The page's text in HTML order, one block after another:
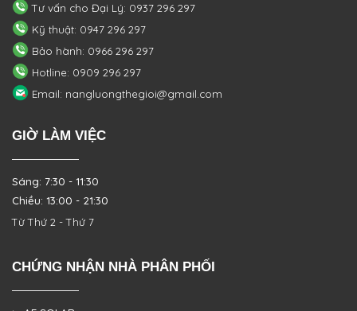
Tư vấn cho Đại Lý: 0937 296 297
Kỹ thuật: 0947 296 297
Bảo hành: 0966 296 297
Hotline: 0909 296 297
Email: nangluongthegioi@gmail.com
GIỜ LÀM VIỆC
Sáng: 7:30 - 11:30
Chiều: 13:00 - 21:30
Từ Thứ 2 - Thứ 7
CHỨNG NHẬN NHÀ PHÂN PHỐI